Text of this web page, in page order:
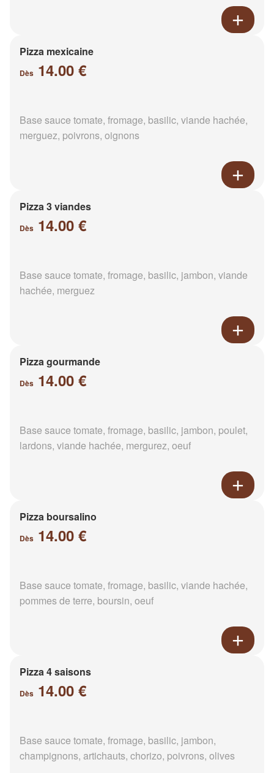
Pizza mexicaine
Dès 14.00 €
Base sauce tomate, fromage, basilic, viande hachée,
merguez, poivrons, oignons
Pizza 3 viandes
Dès 14.00 €
Base sauce tomate, fromage, basilic, jambon, viande
hachée, merguez
Pizza gourmande
Dès 14.00 €
Base sauce tomate, fromage, basilic, jambon, poulet,
lardons, viande hachée, mergurez, oeuf
Pizza boursalino
Dès 14.00 €
Base sauce tomate, fromage, basilic, viande hachée,
pommes de terre, boursin, oeuf
Pizza 4 saisons
Dès 14.00 €
Base sauce tomate, fromage, basilic, jambon,
champignons, artichauts, chorizo, poivrons, olives